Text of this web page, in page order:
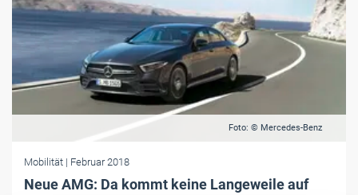
Foto: © Mercedes-Benz
Mobilität | Februar 2018
Neue AMG: Da kommt keine Langeweile auf